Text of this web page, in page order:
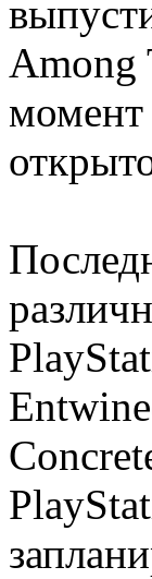
Among
момент